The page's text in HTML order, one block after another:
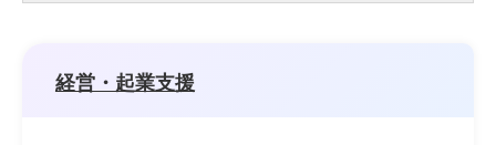
経営・起業支援